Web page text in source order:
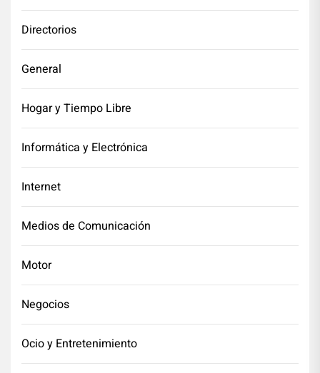
Directorios
General
Hogar y Tiempo Libre
Informática y Electrónica
Internet
Medios de Comunicación
Motor
Negocios
Ocio y Entretenimiento